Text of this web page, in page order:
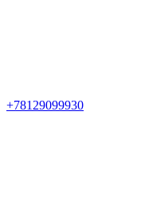
+78129099930